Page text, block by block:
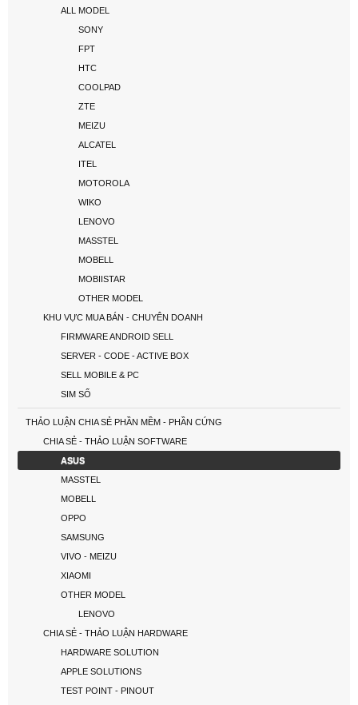
ALL MODEL
SONY
FPT
HTC
COOLPAD
ZTE
MEIZU
ALCATEL
ITEL
MOTOROLA
WIKO
LENOVO
MASSTEL
MOBELL
MOBIISTAR
OTHER MODEL
KHU VỰC MUA BÁN - CHUYÊN DOANH
FIRMWARE ANDROID SELL
SERVER - CODE - ACTIVE BOX
SELL MOBILE & PC
SIM SỐ
THẢO LUẬN CHIA SẺ PHẦN MỀM - PHẦN CỨNG
CHIA SẺ - THẢO LUẬN SOFTWARE
ASUS
MASSTEL
MOBELL
OPPO
SAMSUNG
VIVO - MEIZU
XIAOMI
OTHER MODEL
LENOVO
CHIA SẺ - THẢO LUẬN HARDWARE
HARDWARE SOLUTION
APPLE SOLUTIONS
TEST POINT - PINOUT